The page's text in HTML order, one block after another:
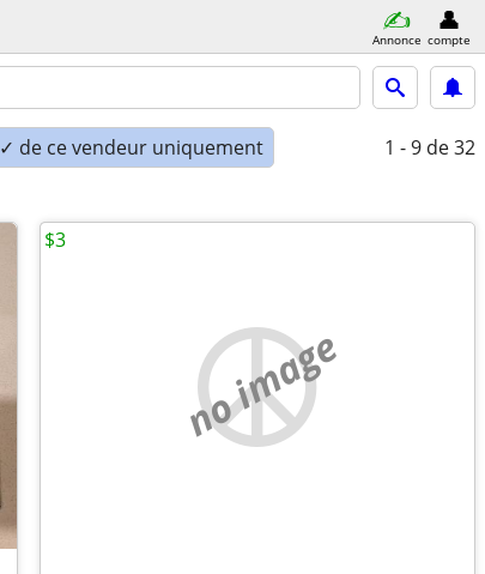
Annonce compte
✓ de ce vendeur uniquement 1 - 9 de 32
no image
$3